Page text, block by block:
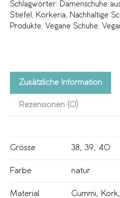
Schlagwörter: Damenschuhe
Stiefel , Korkeria, Nachhaltige
Produkte, Vegane Schuhe,
Zusätzliche Information
Rezensionen (0)
Grösse 38 39 40
Farbe natur
Material Gummi Kork